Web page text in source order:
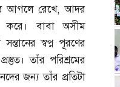
আগলে রেখে,আদর
করে। বাবা অসীম
সন্তানের স্বপ্ন পূরণের
তাঁর পরিশ্রমের
জন্য তাঁর প্রতিটা